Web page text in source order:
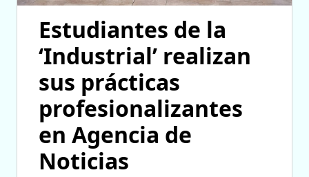
Estudiantes de la
‘Industrial’ realizan
sus prácticas
profesionalizantes
en Agencia de
Noticias